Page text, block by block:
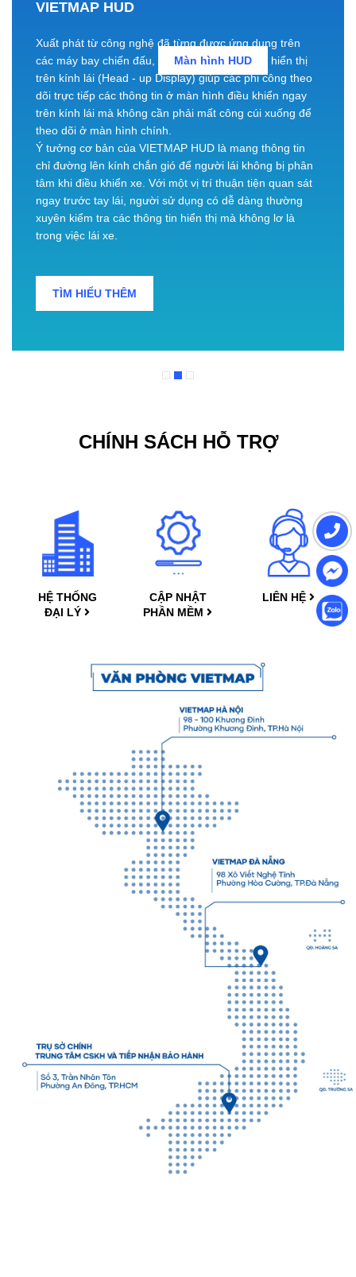
VIETMAP HUD
Xuất phát từ công nghệ đã từng được ứng dụng trên
các máy bay chiến đấu,
Màn hình HUD
hiển thị
trên kính lái (Head - up Display) giúp các phi công theo
dõi trực tiếp các thông tin ở màn hình điều khiển ngay
trên kính lái mà không cần phải mất công cúi xuống để
theo dõi ở màn hình chính.
Ý tưởng cơ bản của VIETMAP HUD là mang thông tin
chỉ đường lên kính chắn gió để người lái không bị phân
tâm khi điều khiển xe. Với một vị trí thuận tiện quan sát
ngay trước tay lái, người sử dụng có dễ dàng thường
xuyên kiểm tra các thông tin hiển thị mà không lơ là
trong việc lái xe.
TÌM HIỂU THÊM
CHÍNH SÁCH HỖ TRỢ
HỆ THỐNG
ĐẠI LÝ
CẬP NHẬT
PHẦN MỀM
LIÊN HỆ